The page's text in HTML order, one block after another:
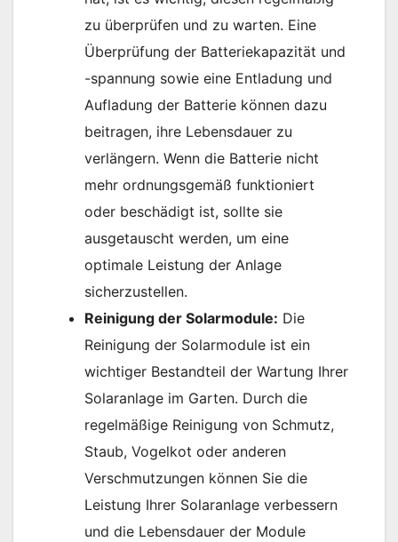
zu überprüfen und zu warten. Eine
Überprüfung der Batteriekapazität und
-spannung sowie eine Entladung und
Aufladung der Batterie können dazu
beitragen, ihre Lebensdauer zu
verlängern. Wenn die Batterie nicht
mehr ordnungsgemäß funktioniert
oder beschädigt ist, sollte sie
ausgetauscht werden, um eine
optimale Leistung der Anlage
sicherzustellen.
Reinigung der Solarmodule: Die
Reinigung der Solarmodule ist ein
wichtiger Bestandteil der Wartung Ihrer
Solaranlage im Garten. Durch die
regelmäßige Reinigung von Schmutz,
Staub, Vogelkot oder anderen
Verschmutzungen können Sie die
Leistung Ihrer Solaranlage verbessern
und die Lebensdauer der Module